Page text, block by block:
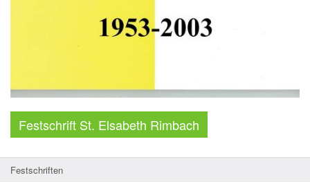
Festschrift St. Elsabeth Rimbach
Festschriften